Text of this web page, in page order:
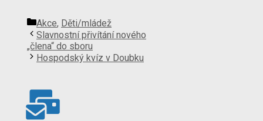
Rubriky
Akce, Děti/mládež
Slavnostní přivítání nového
„člena“ do sboru
Hospodský kvíz v Doubku